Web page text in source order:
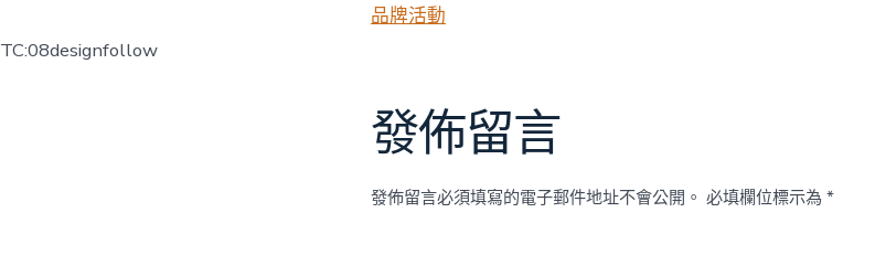
品牌活動
TC:08designfollow
發佈留言
發佈留言必須填寫的電子郵件地址不會公開。 必填欄位標示為 *